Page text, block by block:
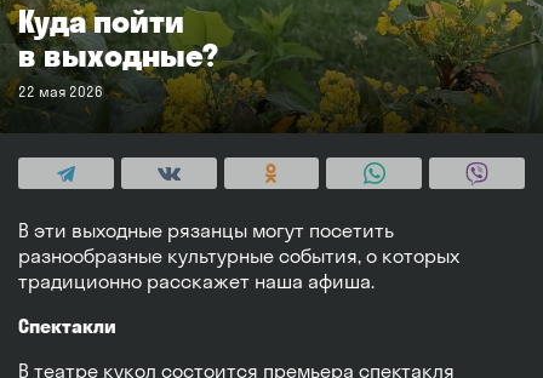
Куда пойти
в выходные?
22 мая 2026
В эти выходные рязанцы могут посетить
разнообразные культурные события, о которых
традиционно расскажет наша афиша.
Спектакли
В театре кукол состоится премьера спектакля